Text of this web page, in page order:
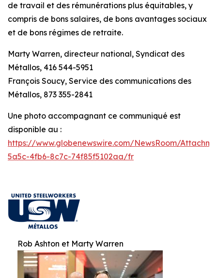
de travail et des rémunérations plus équitables, y
compris de bons salaires, de bons avantages sociaux
et de bons régimes de retraite.
Marty Warren, directeur national, Syndicat des
Métallos, 416 544-5951
François Soucy, Service des communications des
Métallos, 873 355-2841
Une photo accompagnant ce communiqué est
disponible au :
https://www.globenewswire.com/NewsRoom/
5a5c-4fb6-8c7c-74f85f5102aa/fr
Rob Ashton et Marty Warren